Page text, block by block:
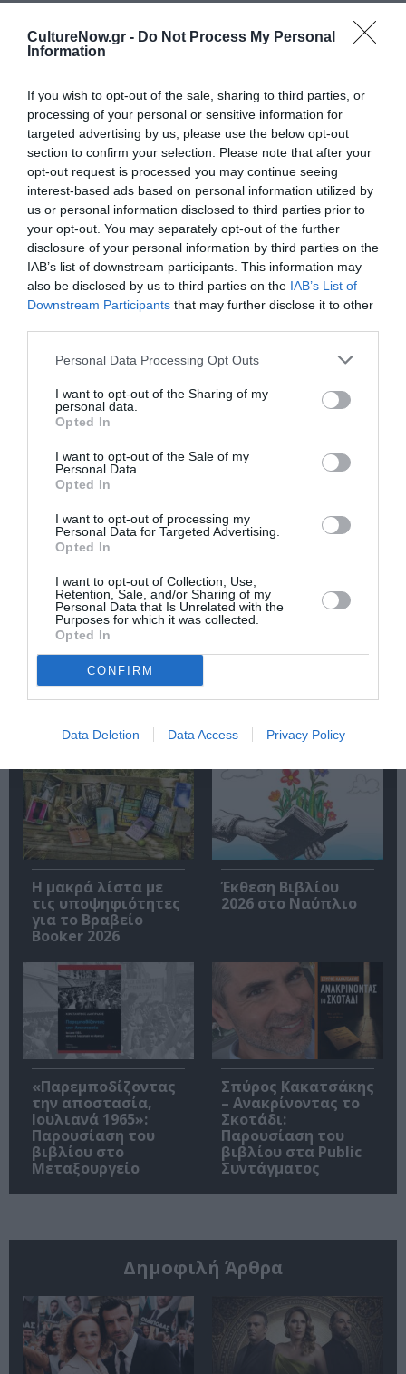
CultureNow.gr - Do Not Process My Personal
Information
If you wish to opt-out of the sale, sharing to third parties, or
processing of your personal or sensitive information for
targeted advertising by us, please use the below opt-out
section to confirm your selection. Please note that after your
opt-out request is processed you may continue seeing
interest-based ads based on personal information utilized by
us or personal information disclosed to third parties prior to
your opt-out. You may separately opt-out of the further
disclosure of your personal information by third parties on the
IAB’s list of downstream participants. This information may
also be disclosed by us to third parties on the IAB’s List of
Downstream Participants that may further disclose it to other
Personal Data Processing Opt Outs
I want to opt-out of the Sharing of my
personal data.
Opted In
I want to opt-out of the Sale of my
Personal Data.
Opted In
I want to opt-out of processing my
Personal Data for Targeted Advertising.
Opted In
I want to opt-out of Collection, Use,
Retention, Sale, and/or Sharing of my
Personal Data that Is Unrelated with the
Purposes for which it was collected.
Opted In
CONFIRM
Data Deletion Data Access Privacy Policy
Ταυτότητα
Πληροφορίες έκδοσης:ISBN: 960-446-161-5, Σελίδες: 304
Ακολουθήστε το Culturenow.gr στοGoogle News
μάθετε πρώτοι όλες τις ειδήσεις
Δείτε όλα τα τελευταία νέαγια την Τέχνη και τον
Πολιτισμό στοCulturenow.gr
Νέοι Διαγωνισμοί❯
ΠΕΖΟΓΡΑΦΙΑ
Newsletter
Κάθε βδομάδα στο e-mail σας τα τελευταία νέα για
την Τέχνη και τον Πολιτισμό!
Σχετικά Άρθρα
Η μακρά λίστα με
τις υποψηφιότητες
για το Βραβείο
Booker 2026
Έκθεση Βιβλίου
2026 στο Ναύπλιο
«Παρεμποδίζοντας
την αποστασία,
Ιουλιανά 1965»:
Παρουσίαση του
βιβλίου στο
Μεταξουργείο
Σπύρος Κακατσάκης
– Ανακρίνοντας το
Σκοτάδι:
Παρουσίαση του
βιβλίου στα Public
Συντάγματος
Δημοφιλή Άρθρα